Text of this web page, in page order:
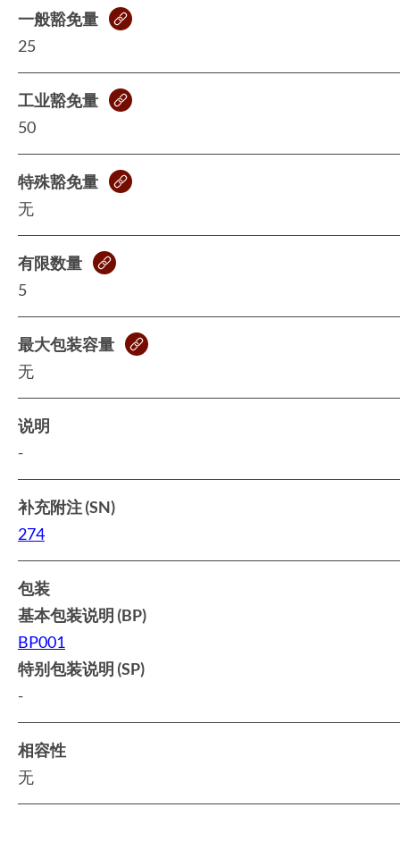
一般豁免量
25
工业豁免量
50
特殊豁免量
无
有限数量
5
最大包装容量
无
说明
-
补充附注 (SN)
274
包装
基本包装说明 (BP)
BP001
特别包装说明 (SP)
-
相容性
无